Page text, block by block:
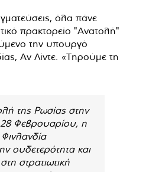
όλα πάνε
πρακτορείο "Ανατολή"
την υπουργό
Αν Λίντε. «Τηρούμε τη
της Ρωσίας στην
28 Φεβρουαρίου, η
ουδετερότητα και
στρατιωτική